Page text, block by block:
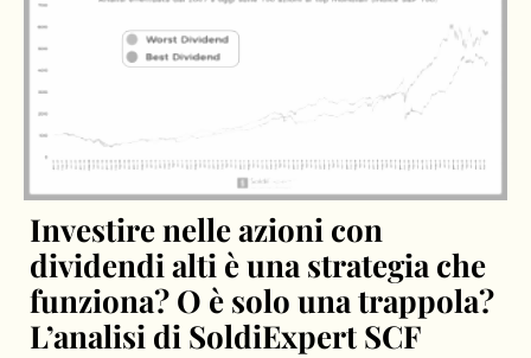
Investire nelle azioni con
dividendi alti è una strategia che
funziona? O è solo una trappola?
L’analisi di SoldiExpert SCF